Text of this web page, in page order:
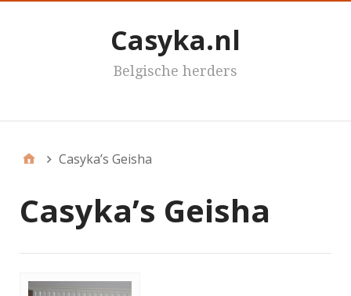
Casyka.nl
Belgische herders
Casyka’s Geisha
Casyka’s Geisha